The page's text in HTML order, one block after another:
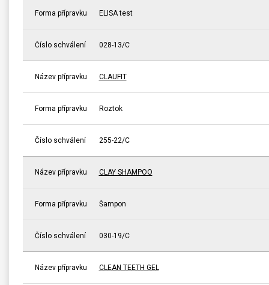
Forma přípravku ELISA test
Číslo schválení 028-13/C
Název přípravku CLAUFIT
Forma přípravku Roztok
Číslo schválení 255-22/C
Název přípravku CLAY SHAMPOO
Forma přípravku Šampon
Číslo schválení 030-19/C
Název přípravku CLEAN TEETH GEL